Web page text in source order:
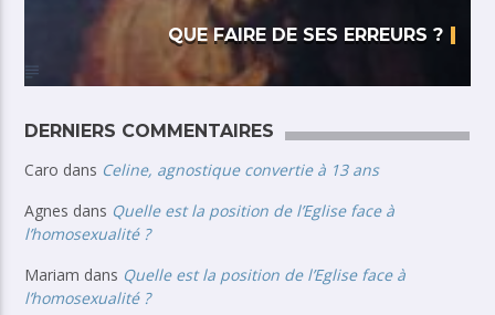
QUE FAIRE DE SES ERREURS ?
DERNIERS COMMENTAIRES
Caro dans Celine, agnostique convertie à 13 ans
Agnes dans Quelle est la position de l’Eglise face à
l’homosexualité ?
Mariam dans Quelle est la position de l’Eglise face à
l’homosexualité ?